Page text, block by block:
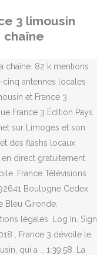
3 limousin
chaîne
chaîne. 82 k mentions
cinq antennes locales
et France 3
France 3 Édition Pays
sur Limoges et son
des flashs locaux
direct gratuitement
France Télévisions
Boulogne Cedex
Bleu Gironde.
légales. Log In. Sign
, France 3 dévoile le
qui a … 1:39:58. La